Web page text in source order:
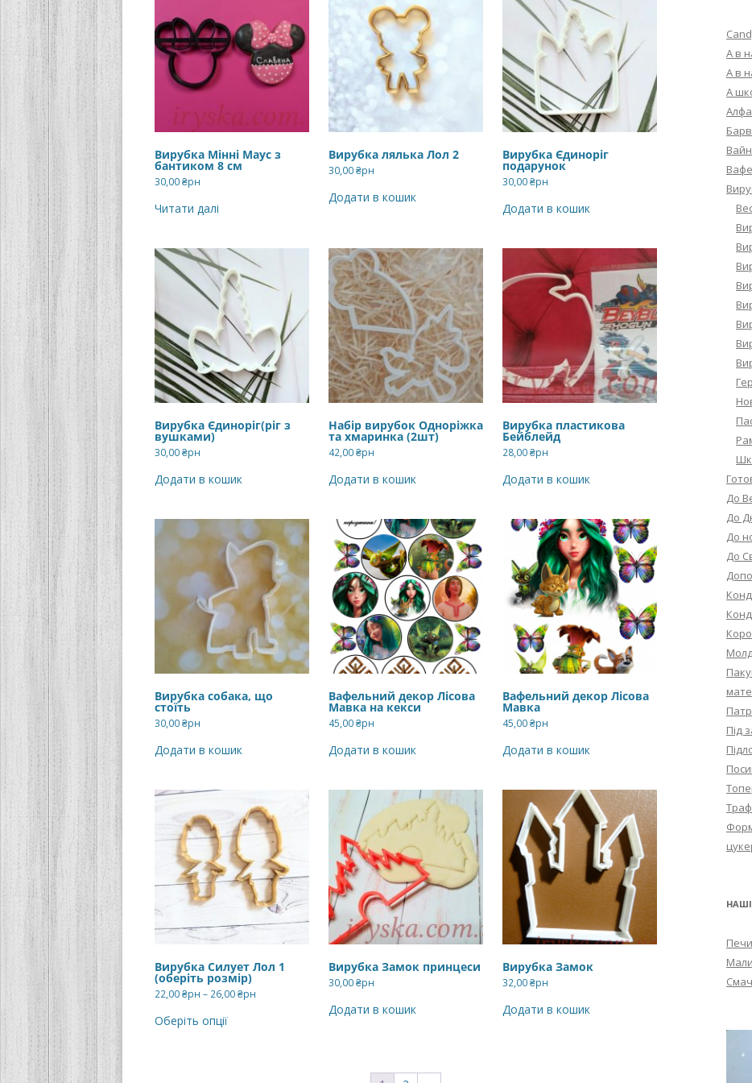
ТОРТУ,РЕЦЕПТ
РЕЦЕПТ МАСТИКИ ДЛЯ
ПОКРИТТЯ ТОРТІВ НА
ЖЕЛАТИНУ
РЕЦЕПТ ЛИМОННОГО
МИГДАЛЬНЕ ПЕЧИВКО
“ЗГУЩЕНОГО МОЛОКА
НЕ БУВАЄ АБО
ДЕСЕРТ АРГЕНТИНЦІВ”
РЕЦЕПТ ДЛЯ
ПОТЬОКІВ
Вирубка Мінні Маус з
бантиком 8 см
30,00₴рн
Читати далі
Вирубка лялька Лол 2
30,00₴рн
Додати в кошик
Вирубка Єдиноріг
подарунок
30,00₴рн
Додати в кошик
Вирубка Єдиноріг(ріг з
вушками)
30,00₴рн
Додати в кошик
Набір вирубок Одноріжка
та хмаринка (2шт)
42,00₴рн
Додати в кошик
Вирубка пластикова
Бейблейд
28,00₴рн
Додати в кошик
Вирубка собака, що
стоїть
30,00₴рн
Додати в кошик
Вафельний декор Лісова
Мавка на кекси
45,00₴рн
Додати в кошик
Вафельний декор Лісова
Мавка
45,00₴рн
Додати в кошик
Вирубка Силует Лол 1
(оберіть розмір)
22,00₴рн – 26,00₴рн
Оберіть опціїтовар
Вирубка Замок принцеси
30,00₴рн
Додати в кошик
Вирубка Замок
32,00₴рн
Додати в кошик
А в
А в
А
До
До
До
До
Під